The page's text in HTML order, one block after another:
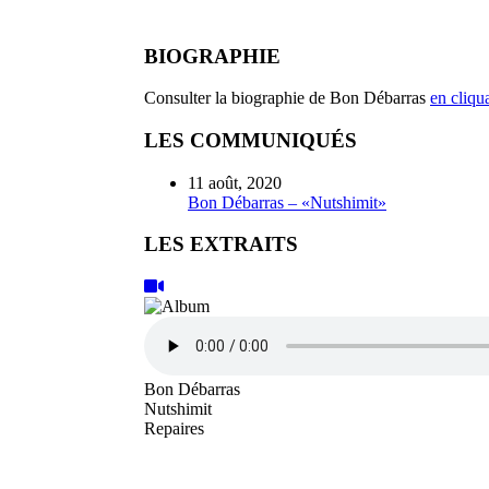
BIOGRAPHIE
Consulter la biographie de Bon Débarras en
LES COMMUNIQUÉS
11 août, 2020
Bon Débarras – «Nutshimit»
LES EXTRAITS
Bon Débarras
Nutshimit
Repaires